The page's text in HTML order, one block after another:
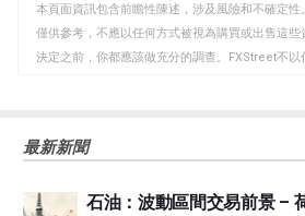
板
本頁面資訊包含前瞻性陳述，涉及風險和不確定
僅供參考，不應以任何方式被視為購買或出售這
決定之前，你都應該做充分的調查。FXStreet不
觀點，並不代表FXStreet或其廣告商的官方政策或
如果文章正文中沒有明確提到，在撰寫本文時，作
最新新聞
石油：波動區間交易前景 –